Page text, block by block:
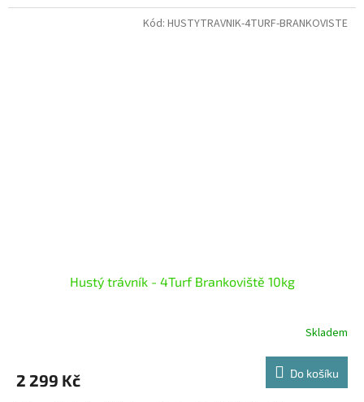
Hustý trávník - 4Turf Brankoviště 10kg
Skladem
2 299 Kč Do košíku
Kód: HUSTYTRAVNIK-4TURF-BRANKOVISTE